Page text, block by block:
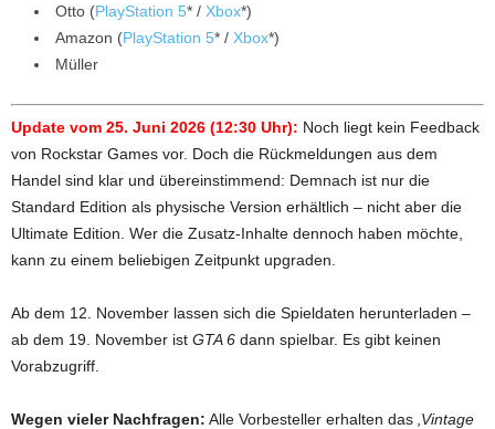
Otto (PlayStation 5* / Xbox*)
Amazon (PlayStation 5* / Xbox*)
Müller
Update vom 25. Juni 2026 (12:30 Uhr): Noch liegt kein Feedback
von Rockstar Games vor. Doch die Rückmeldungen aus dem
Handel sind klar und übereinstimmend: Demnach ist nur die
Standard Edition als physische Version erhältlich – nicht aber die
Ultimate Edition. Wer die Zusatz-Inhalte dennoch haben möchte,
kann zu einem beliebigen Zeitpunkt upgraden.
Ab dem 12. November lassen sich die Spieldaten herunterladen –
ab dem 19. November ist GTA 6 dann spielbar. Es gibt keinen
Vorabzugriff.
Wegen vieler Nachfragen: Alle Vorbesteller erhalten das ‚Vintage